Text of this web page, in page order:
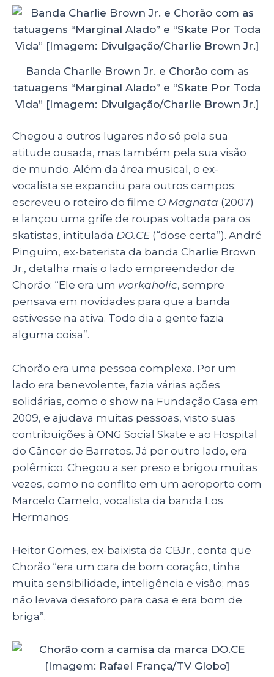
Banda Charlie Brown Jr. e Chorão com as
tatuagens “Marginal Alado” e “Skate Por Toda
Vida” [Imagem: Divulgação/Charlie Brown Jr.]
Chegou a outros lugares não só pela sua
atitude ousada, mas também pela sua visão
de mundo. Além da área musical, o ex-
vocalista se expandiu para outros campos:
escreveu o roteiro do filme O Magnata (2007)
e lançou uma grife de roupas voltada para os
skatistas, intitulada DO.CE(“dose certa”). André
Pinguim, ex-baterista da banda Charlie Brown
Jr., detalha mais o lado empreendedor de
Chorão: “Ele era um workaholic, sempre
pensava em novidades para que a banda
estivesse na ativa. Todo dia a gente fazia
alguma coisa”.
Chorão era uma pessoa complexa. Por um
lado era benevolente, fazia várias ações
solidárias, como o show na Fundação Casa em
2009, e ajudava muitas pessoas, visto suas
contribuições à ONG Social Skate e ao Hospital
do Câncer de Barretos. Já por outro lado, era
polêmico. Chegou a ser preso e brigou muitas
vezes, como no conflito em um aeroporto com
Marcelo Camelo, vocalista da banda Los
Hermanos.
Heitor Gomes, ex-baixista da CBJr., conta que
Chorão “era um cara de bom coração, tinha
muita sensibilidade, inteligência e visão; mas
não levava desaforo para casa e era bom de
briga”.